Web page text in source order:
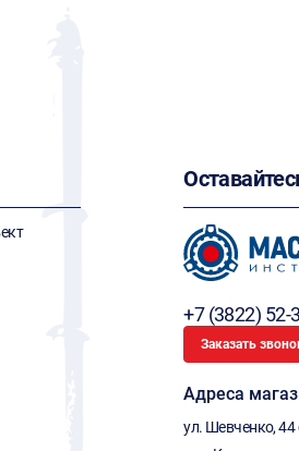
+7 (3822) 52-
Заказать
Адреса
ул. Шевченко, 44